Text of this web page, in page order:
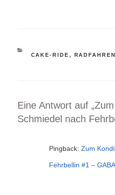
KATEGORIEN
CAKE-RIDE , RADFAHREN
Eine Antwort auf
Schmiedel nach
Pingback: Zum
Fehrbellin #1 – GABA